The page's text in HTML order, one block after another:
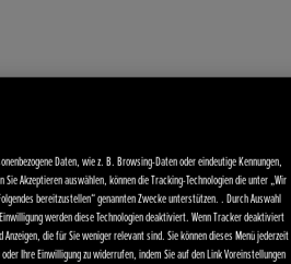
Daten, wie z. B. Browsing-Daten oder eindeutige Kennungen,
Akzeptieren auswählen, können die Tracking-Technologien die unter „Wir
bereitzustellen“ genannten Zwecke unterstützen. . Durch Auswahl
werden diese Technologien deaktiviert. Wenn Tracker deaktiviert
die für Sie weniger relevant sind. Sie können dieses Menü jederzeit
Ihre Einwilligung zu widerrufen, indem Sie auf den Link Voreinstellungen